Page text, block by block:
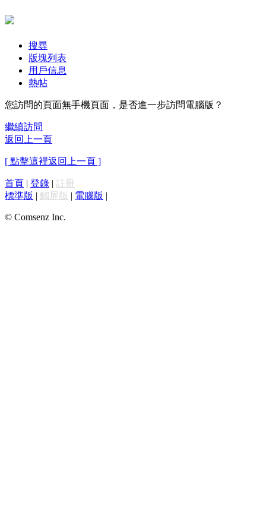
搜尋
版塊列表
用戶信息
熱帖
您訪問的頁面無手機頁面，是否進一步訪問電腦版？
繼續訪問
返回上一頁
[ 點擊這裡返回上一頁 ]
首頁 | 登錄 | 註冊
標準版 | 觸屏版 | 電腦版 |
© Comsenz Inc.